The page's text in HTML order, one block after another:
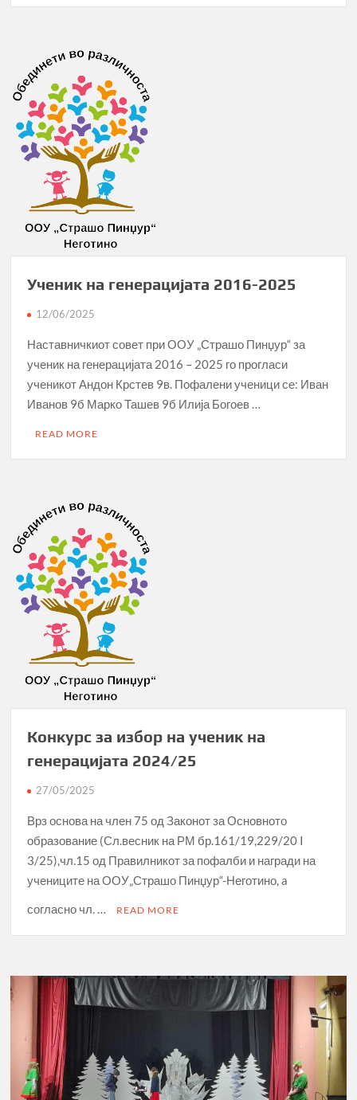
Ученик на генерацијата 2016-2025
12/06/2025
Наставничкиот совет при ООУ „Страшо Пинџур“ за
ученик на генерацијата 2016 – 2025 го прогласи
ученикот Андон Крстев 9в. Пофалени ученици се: Иван
Иванов 9б Марко Ташев 9б Илија Богоев …
READ MORE
Конкурс за избор на ученик на
генерацијата 2024/25
27/05/2025
Врз основа на член 75 од Законот за Основното
образование (Сл.весник на РМ бр.161/19,229/20 I
3/25),чл.15 од Правилникот за пофалби и награди на
учениците на ООУ„Страшо Пинџур“-Неготино, a
согласно чл. …
READ MORE